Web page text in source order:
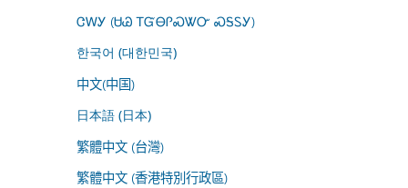
ᏣᎳᎩ (ᏌᏊ ᎢᏳᎾᎵᏍᏔᏅ ᏍᎦᏚᎩ)
한국어 (대한민국)
中文(中国)
日本語 (日本)
繁體中文 (台灣)
繁體中文 (香港特別行政區)